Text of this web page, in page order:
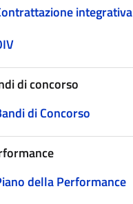
integrativa
di concorso
di Concorso
della Performance